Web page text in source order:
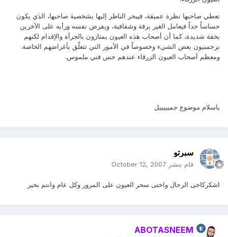
تعطي صاحبها نظرة عميقة، فيبحر الناظر إليها بشخصية صاحبها، الذي يكون
حساساً جداً فيعامل الغير برقة وشفافية، ويفرض نفسه ورأيه على الآخرين
بخفة شديدة، كما أن أصحاب هذه العيون يمتازون بالجرأة والإقدام لكنهم
نرجسيون بعض الشيء وخصوصاً في الأمور التي تتعلّق بأغراضهم الخاصة.
ومعظم أصحاب العيون الزرقاء عندهم حس فني ملموس.
ياسلام موضوع جميييييل
سبرتو
قام بنشر October 12, 2007
اشكركاخى الرحال واختى سحر العيون على المرور وكل عام وانتم بخير
ABOTASNEEM